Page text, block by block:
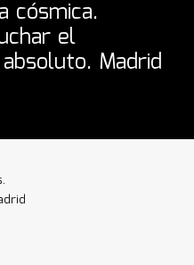
cósmica.
el
Madrid